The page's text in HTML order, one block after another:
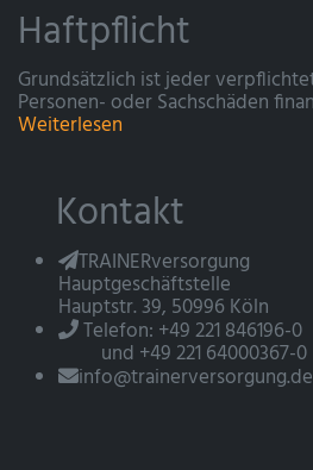
Haftpflicht
Grundsätzlich ist jeder
Personen- oder Sachschäden
Weiterlesen
Kontakt
TRAINERversorgung
Hauptgeschäftstelle
Hauptstr. 39, 50996 Köln
Telefon: +49 221 846196-0
und +49 221 64000367-0
info@trainerversorgung.de